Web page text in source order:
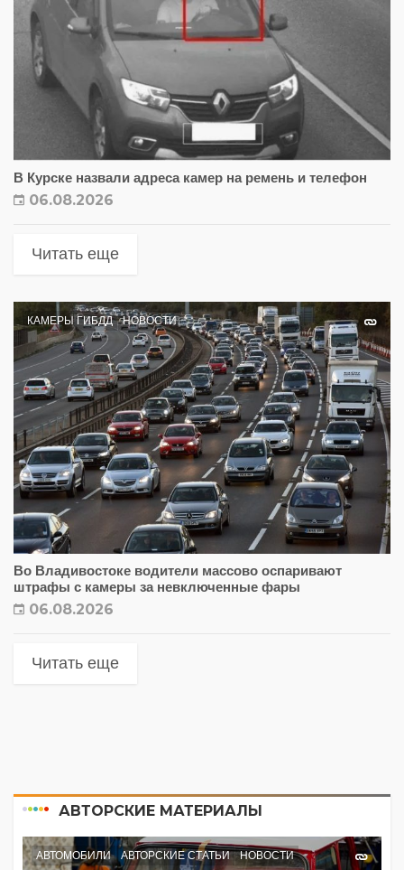
В Курске назвали адреса камер на ремень и телефон
06.08.2026
Читать еще
КАМЕРЫ ГИБДД НОВОСТИ
Во Владивостоке водители массово оспаривают
штрафы с камеры за невключенные фары
06.08.2026
Читать еще
АВТОРСКИЕ МАТЕРИАЛЫ
АВТОМОБИЛИ АВТОРСКИЕ СТАТЬИ НОВОСТИ